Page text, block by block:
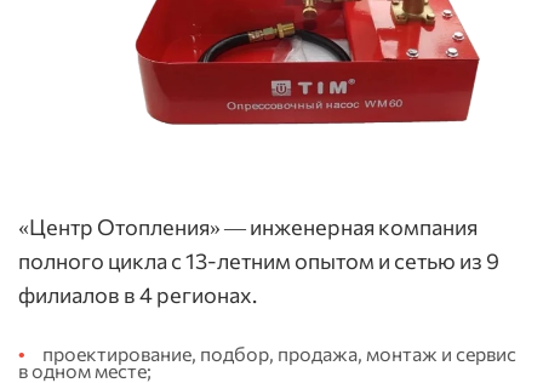
«Центр Отопления» — инженерная компания
полного цикла с 13-летним опытом и сетью из 9
филиалов в 4 регионах.
проектирование, подбор, продажа, монтаж и сервис
в одном месте;